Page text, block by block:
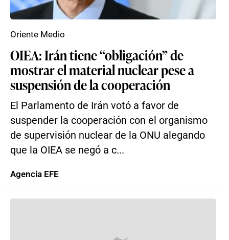
OIEA: Irán tiene “obligación” de
mostrar el material nuclear pese a
suspensión de la cooperación
El Parlamento de Irán votó a favor de
suspender la cooperación con el organismo
de supervisión nuclear de la ONU alegando
que la OIEA se negó a c...
Oriente Medio
Agencia EFE